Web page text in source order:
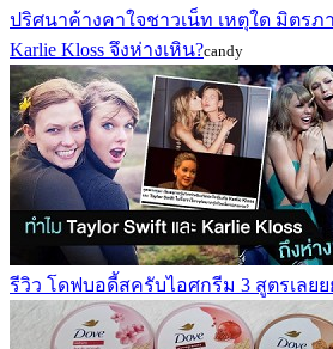
ปริศนาค้างคาใจชาวเน็ท เหตุใด มิตรภ
Karlie Kloss จึงห่างเหิน?candy
รีวิว โดฟบอดี้สครับไอศกรีม 3 สูตรเลยย